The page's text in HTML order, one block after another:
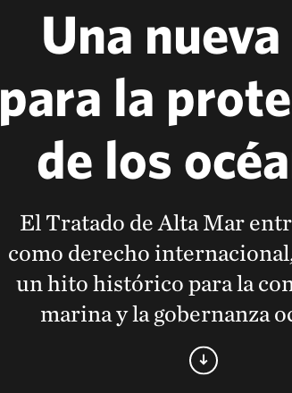
Una
para la
de los
El Tratado de Alta Mar
como derecho
un hito histórico para la
marina y la gobernanza